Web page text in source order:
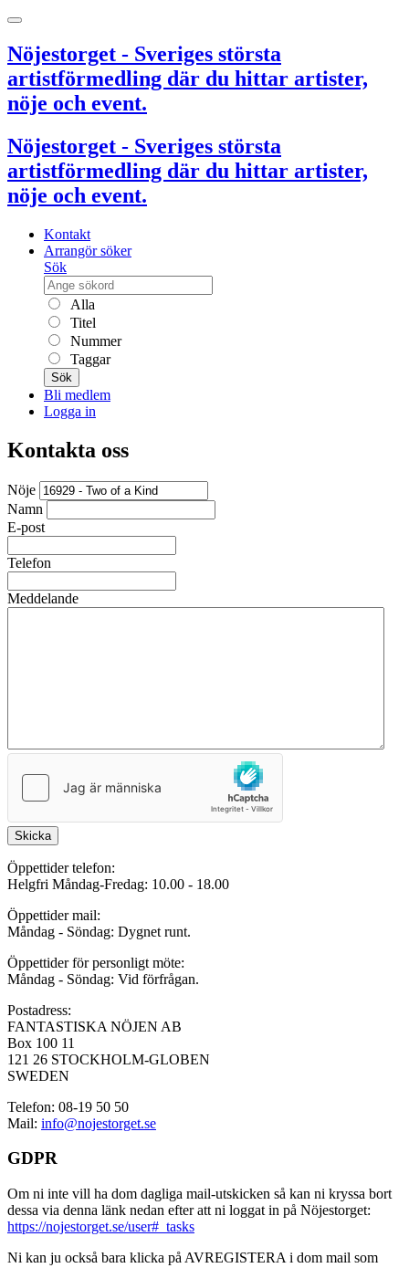
Nöjestorget - Sveriges största
artistförmedling där du hittar artister,
nöje och event.
Nöjestorget - Sveriges största
artistförmedling där du hittar artister,
nöje och event.
Kontakt
Arrangör söker
Sök
Alla
Titel
Nummer
Taggar
Sök
Bli medlem
Logga in
Kontakta oss
Nöje
Namn
E-post
Telefon
Meddelande
Skicka
Öppettider telefon:
Helgfri Måndag-Fredag: 10.00 - 18.00
Öppettider mail:
Måndag - Söndag: Dygnet runt.
Öppettider för personligt möte:
Måndag - Söndag: Vid förfrågan.
Postadress:
FANTASTISKA NÖJEN AB
Box 100 11
121 26 STOCKHOLM-GLOBEN
SWEDEN
Telefon: 08-19 50 50
Mail: info@nojestorget.se
GDPR
Om ni inte vill ha dom dagliga mail-utskicken så kan ni kryssa bort
dessa via denna länk nedan efter att ni loggat in på Nöjestorget:
https://nojestorget.se/user#_tasks
Ni kan ju också bara klicka på AVREGISTERA i dom mail som